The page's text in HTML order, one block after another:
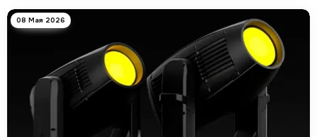
сочетает высокую яркость, широкие возможнос…
08 Мая 2026